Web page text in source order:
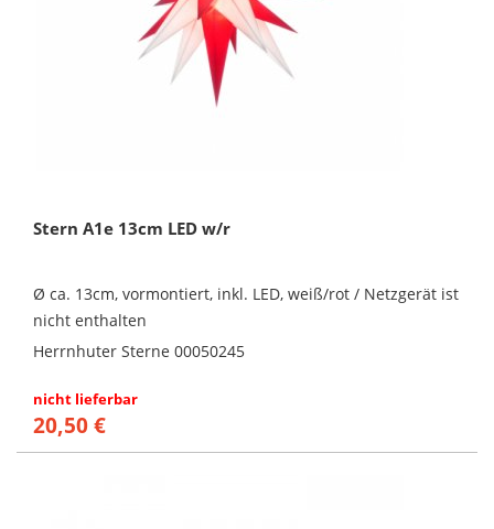
Stern A1e 13cm LED w/r
Ø ca. 13cm, vormontiert, inkl. LED, weiß/rot / Netzgerät ist
nicht enthalten
Herrnhuter Sterne 00050245
nicht lieferbar
20,50 €